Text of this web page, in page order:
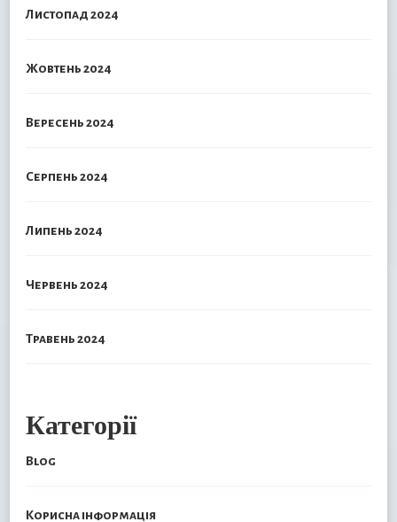
Листопад 2024
Жовтень 2024
Вересень 2024
Серпень 2024
Липень 2024
Червень 2024
Травень 2024
Категорії
Blog
Корисна інформація